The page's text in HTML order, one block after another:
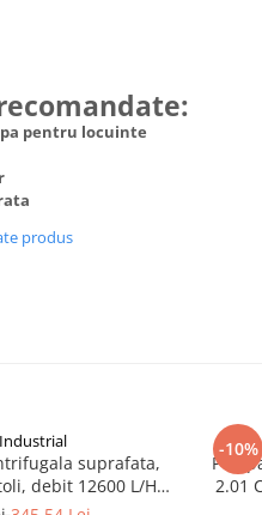
pentru locuinte
produs
suprafata,
debit 12600 L/H,
-10%
2.01